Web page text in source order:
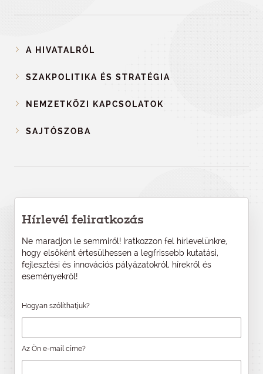
A HIVATALRÓL
SZAKPOLITIKA ÉS STRATÉGIA
NEMZETKÖZI KAPCSOLATOK
SAJTÓSZOBA
Hírlevél feliratkozás
Ne maradjon le semmiről! Iratkozzon fel hírlevelünkre,
hogy elsőként értesülhessen a legfrissebb kutatási,
fejlesztési és innovációs pályázatokról, hírekről és
eseményekről!
Hogyan szólíthatjuk?
Az Ön e-mail címe?